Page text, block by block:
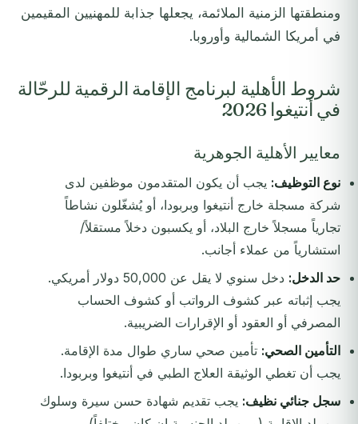
ومنطقتها الزمنية الملائمة، يجعلها جذابة للمهنيين المقيمين
في أمريكا الشمالية وأوروبا.
شروط الأهلية لبرنامج الإقامة الرقمية للرحّالة
في أنتيغوا 2026
معايير الأهلية الجوهرية
نوع التوظيف: يجب أن يكون المتقدمون موظفين لدى
شركة مسجلة خارج أنتيغوا وبربودا، أو يُشغّلون نشاطاً
تجارياً مسجلاً خارج البلاد، أو يكسبون دخلاً مستقلاً/
استشارياً من عملاء أجانب.
حد الدخل:
دخل سنوي لا يقل عن 50,000 دولار أمريكي.
يجب إثباته عبر كشوف الرواتب أو كشوف الحساب
المصرفي أو العقود أو الإقرارات الضريبية.
التأمين الصحي: تأمين صحي ساري طوال مدة الإقامة.
يجب أن تغطي الوثيقة العلاج الطبي في أنتيغوا وبربودا.
سجل جنائي نظيف: يجب تقديم شهادة حسن سيرة وسلوك